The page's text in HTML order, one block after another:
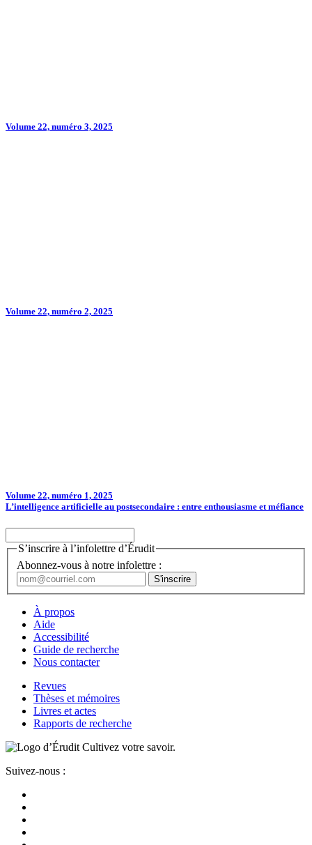
Volume 22, numéro 3, 2025
Volume 22, numéro 2, 2025
Volume 22, numéro 1, 2025
L’intelligence artificielle au postsecondaire : entre enthousiasme et méfiance
S’inscrire à l’infolettre d’Érudit
Abonnez-vous à notre infolettre :
À propos
Aide
Accessibilité
Guide de recherche
Nous contacter
Revues
Thèses et mémoires
Livres et actes
Rapports de recherche
Cultivez votre savoir.
Suivez-nous :